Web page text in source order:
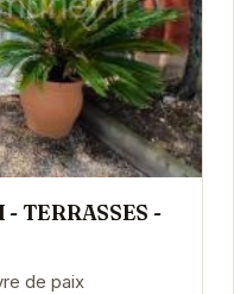
TERRASSES -
de paix